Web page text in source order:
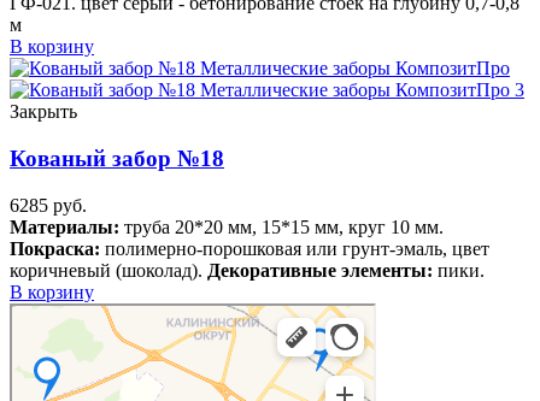
м
В корзину
Закрыть
Кованый забор №18
6285 руб.
Материалы: труба 20*20 мм, 15*15 мм, круг 10 мм.
Покраска: полимерно-порошковая или грунт-эмаль, цвет
коричневый (шоколад). Декоративные элементы: пики.
В корзину